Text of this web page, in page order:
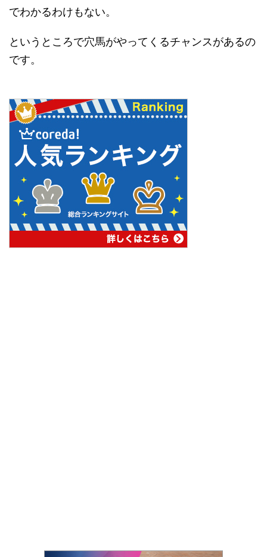
でわかるわけもない。
というところで穴馬がやってくるチャンスがあるの
です。